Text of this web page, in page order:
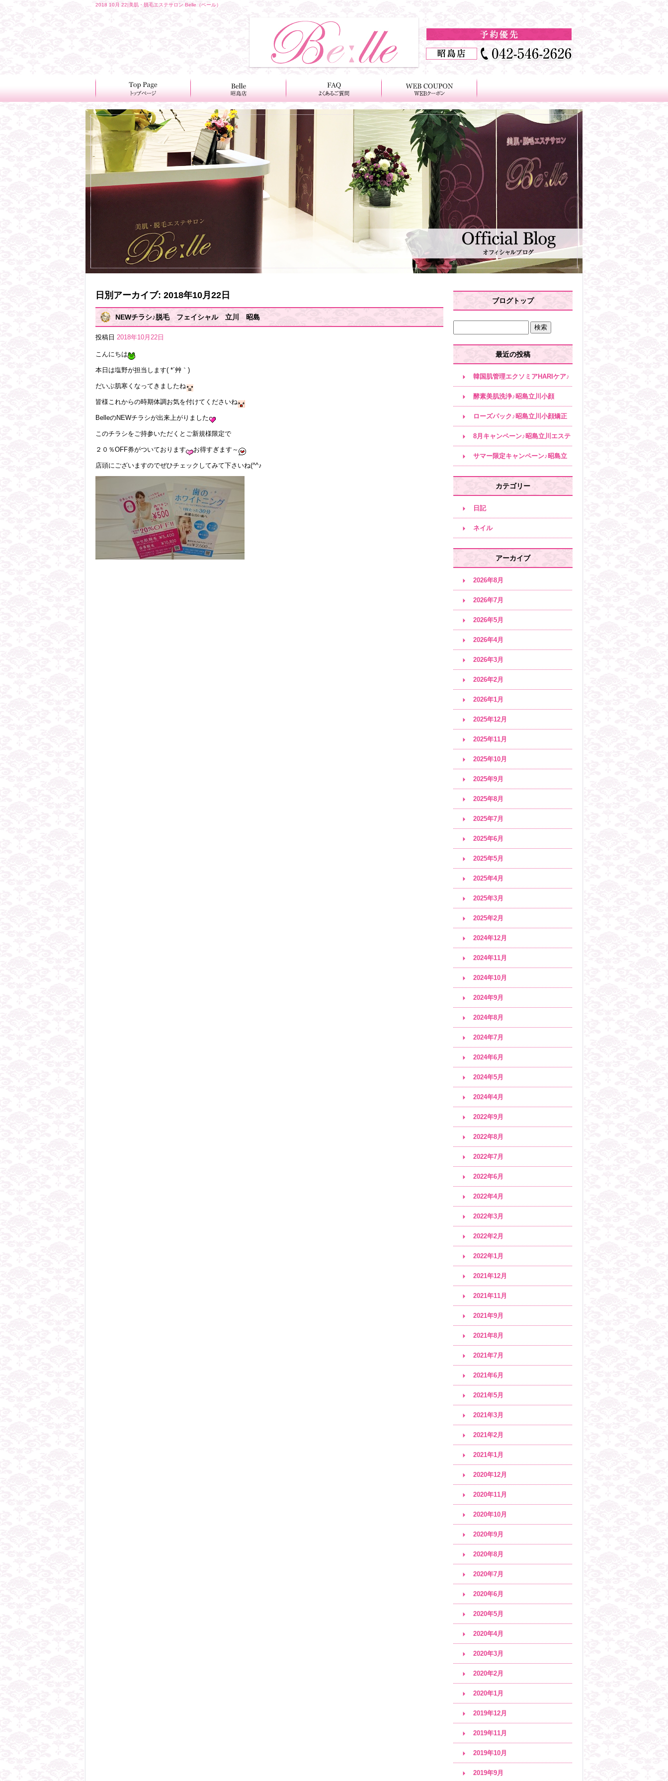
2018 10月 22|美肌・脱毛エステサロン Belle（ベール）
日別アーカイブ: 2018年10月22日
NEWチラシ♪脱毛 フェイシャル 立川 昭島
投稿日 2018年10月22日
こんにちは
本日は塩野が担当します( *´艸｀)
だいぶ肌寒くなってきましたね
皆様これからの時期体調お気を付けてくださいね
BelleのNEWチラシが出来上がりました
このチラシをご持参いただくとご新規様限定で
２０％OFF券がついております お得すぎます～
店頭にございますのでぜひチェックしてみて下さいね(^^♪
ブログトップ
最近の投稿
韓国肌管理エクソミアHARIケア♪
昭島立川小顔
酵素美肌洗浄♪昭島立川小顔
ローズパック♪昭島立川小顔矯正
8月キャンペーン♪昭島立川エステ
サロン♪
サマー限定キャンペーン♪昭島立
川エステサロン
カテゴリー
日記
ネイル
アーカイブ
2026年8月
2026年7月
2026年5月
2026年4月
2026年3月
2026年2月
2026年1月
2025年12月
2025年11月
2025年10月
2025年9月
2025年8月
2025年7月
2025年6月
2025年5月
2025年4月
2025年3月
2025年2月
2024年12月
2024年11月
2024年10月
2024年9月
2024年8月
2024年7月
2024年6月
2024年5月
2024年4月
2022年9月
2022年8月
2022年7月
2022年6月
2022年4月
2022年3月
2022年2月
2022年1月
2021年12月
2021年11月
2021年9月
2021年8月
2021年7月
2021年6月
2021年5月
2021年3月
2021年2月
2021年1月
2020年12月
2020年11月
2020年10月
2020年9月
2020年8月
2020年7月
2020年6月
2020年5月
2020年4月
2020年3月
2020年2月
2020年1月
2019年12月
2019年11月
2019年10月
2019年9月